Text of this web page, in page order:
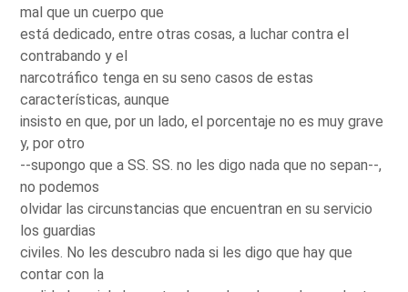
mal que un cuerpo que
está dedicado, entre otras cosas, a luchar contra el
contrabando y el
narcotráfico tenga en su seno casos de estas
características, aunque
insisto en que, por un lado, el porcentaje no es muy grave
y, por otro
--supongo que a SS. SS. no les digo nada que no sepan--,
no podemos
olvidar las circunstancias que encuentran en su servicio
los guardias
civiles. No les descubro nada si les digo que hay que
contar con la